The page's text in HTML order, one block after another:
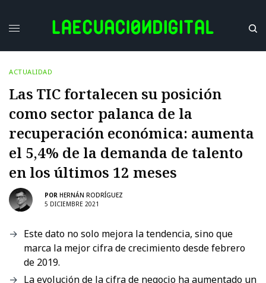
ACTUALIDAD
Las TIC fortalecen su posición
como sector palanca de la
recuperación económica: aumenta
el 5,4% de la demanda de talento
en los últimos 12 meses
POR HERNÁN RODRÍGUEZ
5 DICIEMBRE 2021
Este dato no solo mejora la tendencia, sino que
marca la mejor cifra de crecimiento desde febrero
de 2019.
La evolución de la cifra de negocio ha aumentado un